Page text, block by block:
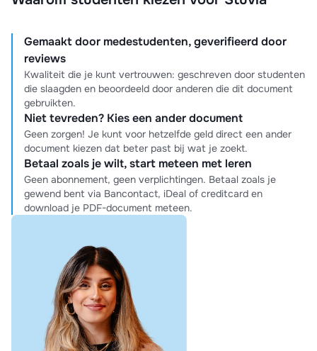
Gemaakt door medestudenten, geverifieerd door
reviews
Kwaliteit die je kunt vertrouwen: geschreven door studenten
die slaagden en beoordeeld door anderen die dit document
gebruikten.
Niet tevreden? Kies een ander document
Geen zorgen! Je kunt voor hetzelfde geld direct een ander
document kiezen dat beter past bij wat je zoekt.
Betaal zoals je wilt, start meteen met leren
Geen abonnement, geen verplichtingen. Betaal zoals je
gewend bent via Bancontact, iDeal of creditcard en
download je PDF-document meteen.